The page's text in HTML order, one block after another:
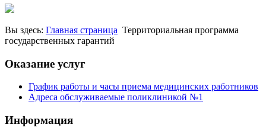
Вы здесь: Главная страница Территориальная программа
государственных гарантий
Оказание услуг
График работы и часы приема медицинских работников
Адреса обслуживаемые поликлиникой №1
Информация